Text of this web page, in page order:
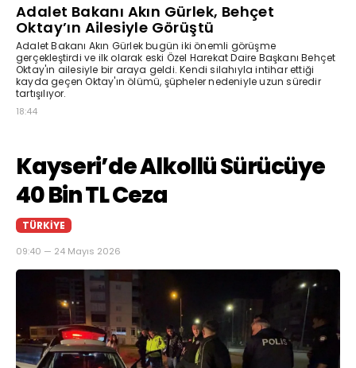
Adalet Bakanı Akın Gürlek, Behçet
Oktay’ın Ailesiyle Görüştü
Adalet Bakanı Akın Gürlek bugün iki önemli görüşme
gerçekleştirdi ve ilk olarak eski Özel Harekat Daire Başkanı Behçet
Oktay'ın ailesiyle bir araya geldi. Kendi silahıyla intihar ettiği
kayda geçen Oktay'ın ölümü, şüpheler nedeniyle uzun süredir
tartışılıyor.
18:44